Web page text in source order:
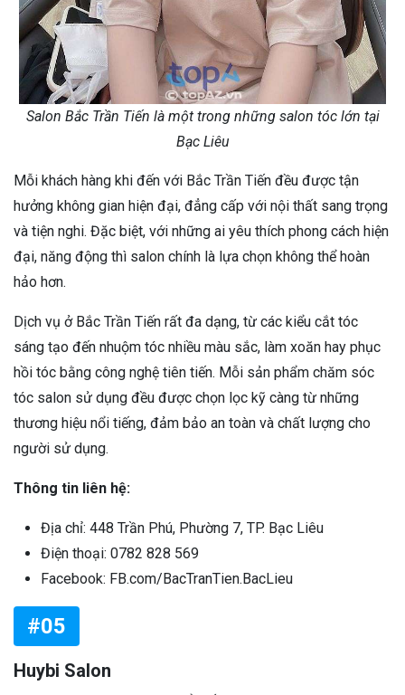
Salon Bắc Trần Tiến là một trong những salon tóc lớn tại
Bạc Liêu
Mỗi khách hàng khi đến với Bắc Trần Tiến đều được tận
hưởng không gian hiện đại, đẳng cấp với nội thất sang trọng
và tiện nghi. Đặc biệt, với những ai yêu thích phong cách hiện
đại, năng động thì salon chính là lựa chọn không thể hoàn
hảo hơn.
Dịch vụ ở Bắc Trần Tiến rất đa dạng, từ các kiểu cắt tóc
sáng tạo đến nhuộm tóc nhiều màu sắc, làm xoăn hay phục
hồi tóc bằng công nghệ tiên tiến. Mỗi sản phẩm chăm sóc
tóc salon sử dụng đều được chọn lọc kỹ càng từ những
thương hiệu nổi tiếng, đảm bảo an toàn và chất lượng cho
người sử dụng.
Thông tin liên hệ:
Địa chỉ: 448 Trần Phú, Phường 7, TP. Bạc Liêu
Điện thoại: 0782 828 569
Facebook: FB.com/BacTranTien.BacLieu
#05
Huybi Salon